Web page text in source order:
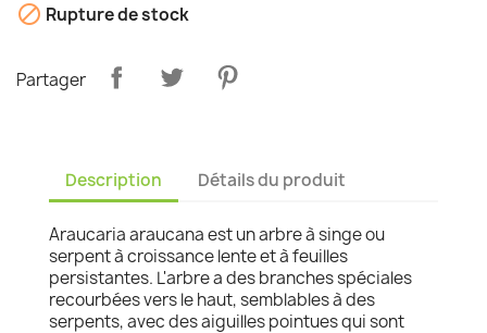
 Rupture de stock
Partager
Description Détails du produit
Araucaria araucana est un arbre à singe ou
serpent à croissance lente et à feuilles
persistantes. L'arbre a des branches spéciales
recourbées vers le haut, semblables à des
serpents, avec des aiguilles pointues qui sont